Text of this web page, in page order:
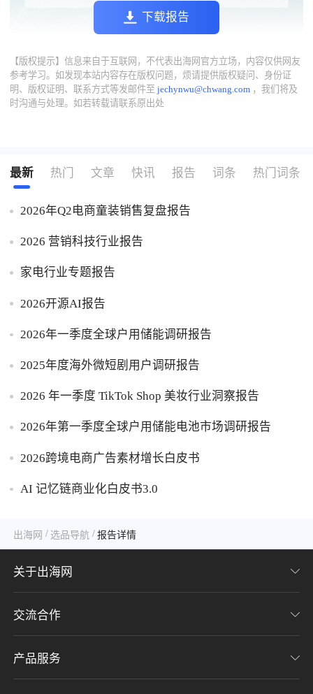
下载报告
【版权提示】信息来自于互联网，不代表出海网官方立场，内容仅供网友
参考学习。如发现本站内容存在版权问题，烦请提供版权疑问、身份证
明、版权证明、联系方式等发邮件至jechynwu@chwang.com ，我们将及
时沟通与处理。如若转载请联系原出处
最新 热门 文章 快讯 报告 词条 热门词条
2026年Q2电商童装销售复盘报告
2026 营销科技行业报告
家电行业专题报告
2026开源AI报告
2026年一季度全球户用储能调研报告
2025年度海外微短剧用户调研报告
2026 年一季度 TikTok Shop 美妆行业洞察报告
2026年第一季度全球户用储能电池市场调研报告
2026跨境电商广告素材增长白皮书
AI 记忆链商业化白皮书3.0
出海网 / 选品导航 / 报告详情
关于出海网
关于我们
加入我们
交流合作
联系我们
产品服务